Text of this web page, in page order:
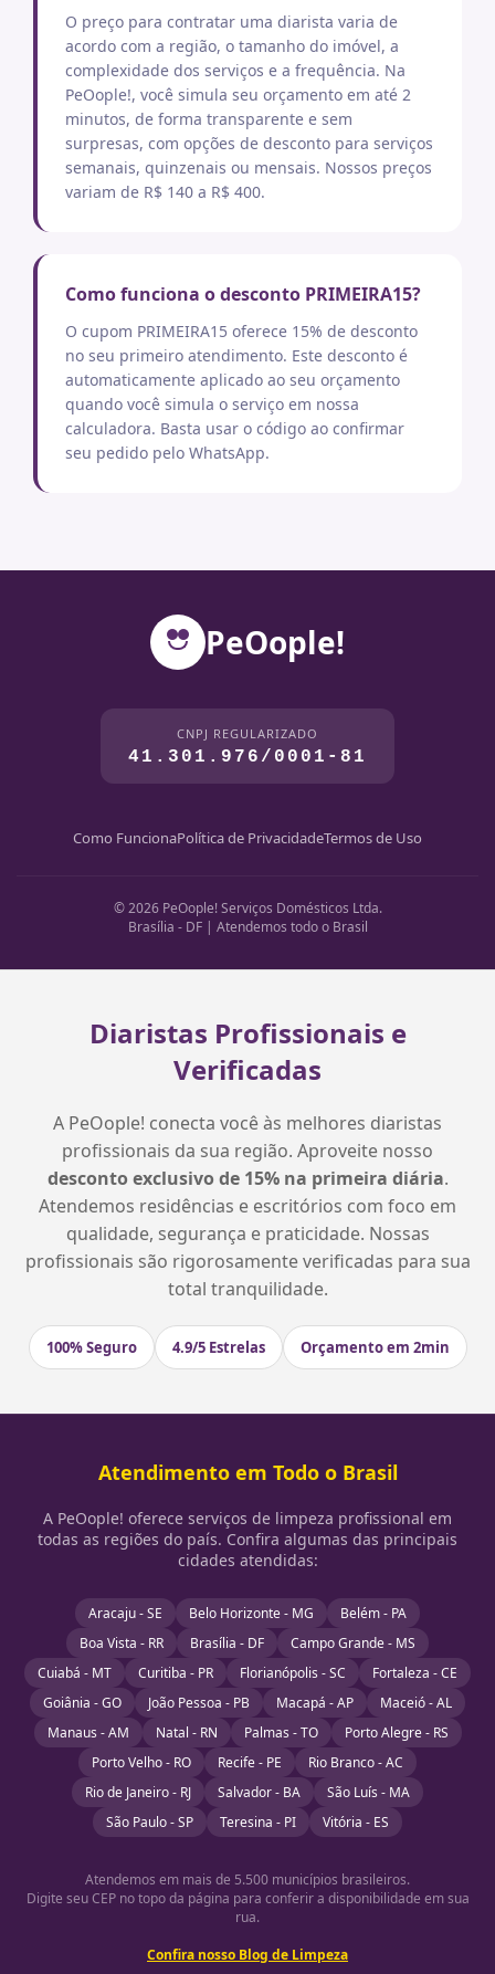
O preço para contratar uma diarista varia de
acordo com a região, o tamanho do imóvel, a
complexidade dos serviços e a frequência. Na
PeOople!, você simula seu orçamento em até 2
minutos, de forma transparente e sem
surpresas, com opções de desconto para serviços
semanais, quinzenais ou mensais. Nossos preços
variam de R$ 140 a R$ 400.
Como funciona o desconto PRIMEIRA15?
O cupom PRIMEIRA15 oferece 15% de desconto
no seu primeiro atendimento. Este desconto é
automaticamente aplicado ao seu orçamento
quando você simula o serviço em nossa
calculadora. Basta usar o código ao confirmar
seu pedido pelo WhatsApp.
PeOople!
CNPJ REGULARIZADO
41.301.976/0001-81
Como FuncionaPolítica de PrivacidadeTermos de Uso
© 2026 PeOople! Serviços Domésticos Ltda.
Brasília - DF | Atendemos todo o Brasil
Diaristas Profissionais e
Verificadas
A PeOople! conecta você às melhores diaristas
profissionais da sua região. Aproveite nosso
desconto exclusivo de 15% na primeira diária.
Atendemos residências e escritórios com foco em
qualidade, segurança e praticidade. Nossas
profissionais são rigorosamente verificadas para sua
total tranquilidade.
100% Seguro 4.9/5 Estrelas Orçamento em 2min
Atendimento em Todo o Brasil
A PeOople! oferece serviços de limpeza profissional em
todas as regiões do país. Confira algumas das principais
cidades atendidas:
Aracaju - SE Belo Horizonte - MG
Belém - PA
Boa Vista - RR
Brasília - DF
Campo Grande - MS
Cuiabá - MT
Curitiba - PR Florianópolis - SC
Fortaleza - CE
Goiânia - GO
João Pessoa - PB Macapá - AP
Maceió - AL
Manaus - AM
Natal - RN Palmas - TO
Porto Alegre - RS
Porto Velho - RO
Recife - PE
Rio Branco - AC
Rio de Janeiro - RJ
Salvador - BA
São Luís - MA
São Paulo - SP
Teresina - PI Vitória - ES
Atendemos em mais de 5.500 municípios brasileiros.
Digite seu CEP no topo da página para conferir a disponibilidade em sua
rua.
Confira nosso Blog de Limpeza